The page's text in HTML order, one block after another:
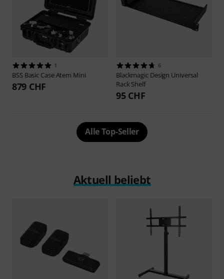
1
BSS Basic Case Atem Mini
879 CHF
6
Blackmagic Design Universal
Rack Shelf
95 CHF
Alle Top-Seller
Aktuell beliebt